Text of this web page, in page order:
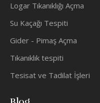
Logar Tıkanıklığı Açma
Su Kaçağı Tespiti
Gider - Pimaş Açma
Tıkanıklık tespiti
Tesisat ve Tadilat İşleri